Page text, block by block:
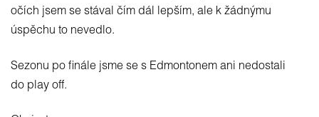
očích jsem se stával čím dál lepším, ale k žádnýmu
úspěchu to nevedlo.
Sezonu po finále jsme se s Edmontonem ani nedostali
do play off.